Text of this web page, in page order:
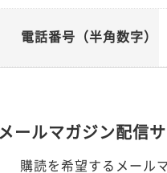
電話番号（半角数字）
メールマガジン配信
購読を希望するメール